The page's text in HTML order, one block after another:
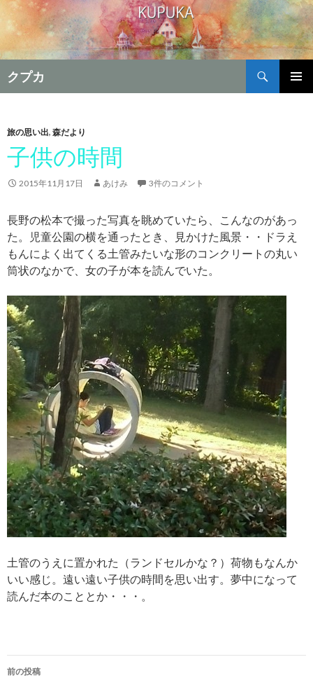
クプカ
索
ン
ツ
移
旅の思い出, 森だより
子供の時間
2015年11月17日 あけみ 3件のコメント
長野の松本で撮った写真を眺めていたら、こんなのがあっ
た。児童公園の横を通ったとき、見かけた風景・・ドラえ
もんによく出てくる土管みたいな形のコンクリートの丸い
筒状のなかで、女の子が本を読んでいた。
土管のうえに置かれた（ランドセルかな？）荷物もなんか
いい感じ。遠い遠い子供の時間を思い出す。夢中になって
読んだ本のこととか・・・。
前の投稿